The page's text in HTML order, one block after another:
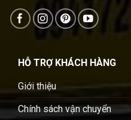
HỖ TRỢ KHÁCH HÀNG
Giới thiệu
Chính sách vận chuyển